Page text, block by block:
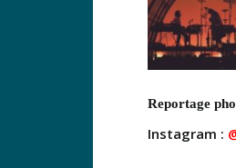
Reportage
Instagram :